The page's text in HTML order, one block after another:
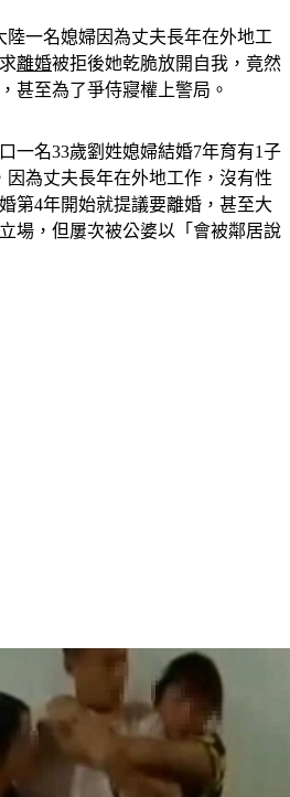
離婚被拒後她乾脆放開自我，竟然
甚至為了爭侍寢權上警局。
因為丈夫長年在外地工作，沒有性
第4年開始就提議要離婚，甚至大
場，但屢次被公婆以「會被鄰居說